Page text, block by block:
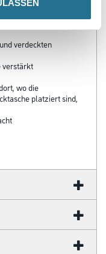
verdeckten
verstärkt
wo die
platziert sind,